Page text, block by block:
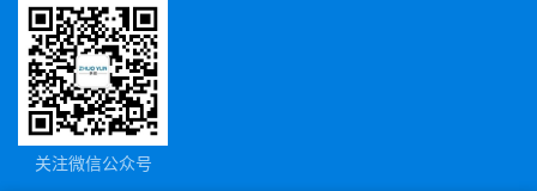
关注微信公众号